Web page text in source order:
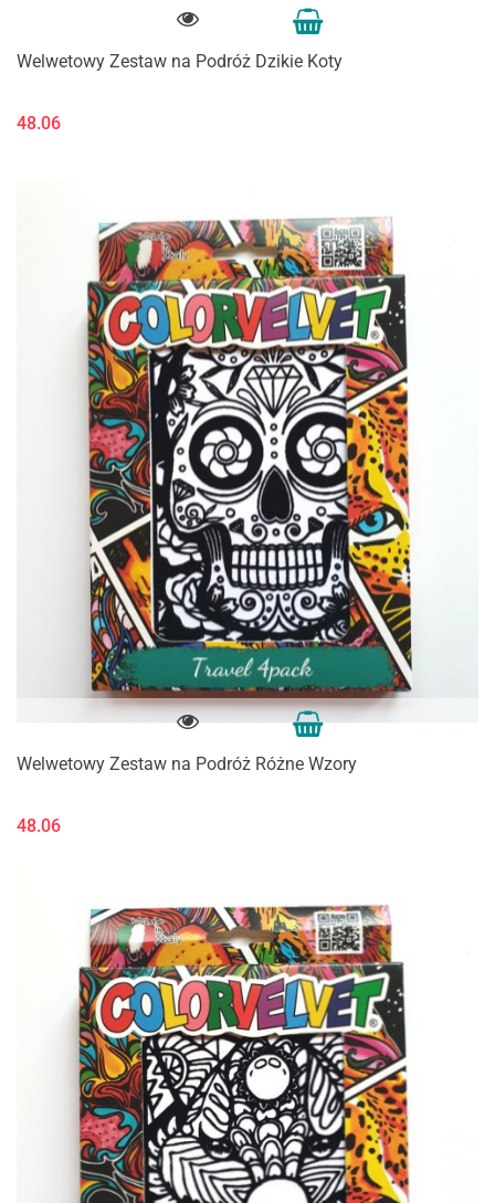
Welwetowy Zestaw na Podróż Dzikie Koty
48.06
Welwetowy Zestaw na Podróż Różne Wzory
48.06